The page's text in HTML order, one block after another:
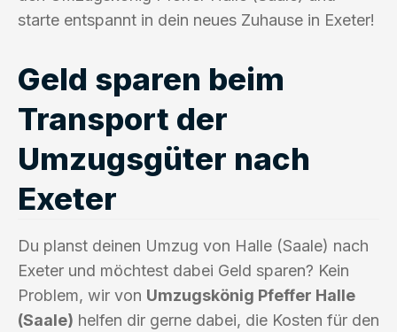
starte entspannt in dein neues Zuhause in Exeter!
Geld sparen beim
Transport der
Umzugsgüter nach
Exeter
Du planst deinen Umzug von Halle (Saale) nach
Exeter und möchtest dabei Geld sparen? Kein
Problem, wir von Umzugskönig Pfeffer Halle
(Saale) helfen dir gerne dabei, die Kosten für den